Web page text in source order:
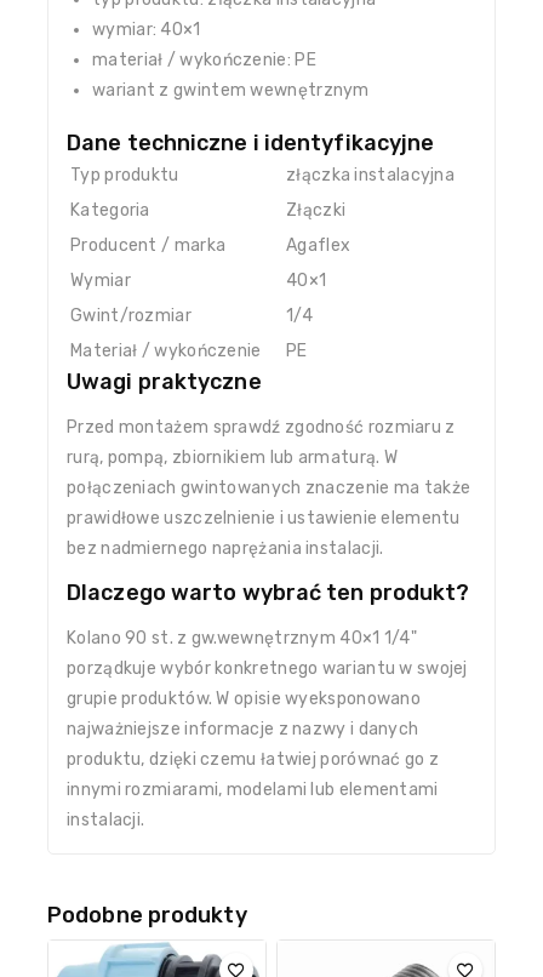
wymiar: 40×1
materiał / wykończenie: PE
wariant z gwintem wewnętrznym
Dane techniczne i identyfikacyjne
Typ produktu
złączka instalacyjna
Kategoria
Złączki
Producent / marka
Agaflex
Wymiar
40×1
Gwint/rozmiar
1/4
Materiał / wykończenie
PE
Uwagi praktyczne
Przed montażem sprawdź zgodność rozmiaru z
rurą, pompą, zbiornikiem lub armaturą. W
połączeniach gwintowanych znaczenie ma także
prawidłowe uszczelnienie i ustawienie elementu
bez nadmiernego naprężania instalacji.
Dlaczego warto wybrać ten produkt?
Kolano 90 st. z gw.wewnętrznym 40×1 1/4"
porządkuje wybór konkretnego wariantu w swojej
grupie produktów. W opisie wyeksponowano
najważniejsze informacje z nazwy i danych
produktu, dzięki czemu łatwiej porównać go z
innymi rozmiarami, modelami lub elementami
instalacji.
Podobne produkty